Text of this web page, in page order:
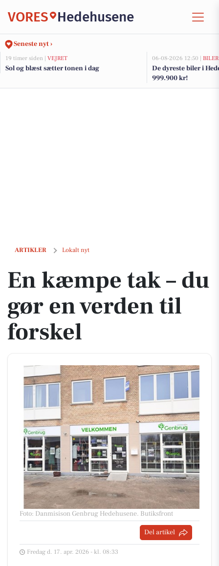
VORES Hedehusene
Seneste nyt ›
19 timer siden | VEJRET
Sol og blæst sætter tonen i dag
06-08-2026 12:50 | BILER
De dyreste biler i
999.900 kr!
ARTIKLER Lokalt nyt
En kæmpe tak – du gør en verden til forskel
En kæmpe tak – du
gør en verden til
forskel
Foto: Danmisison Genbrug Hedehusene. Butiksfront
Del artikel
Fredag d. 17. apr. 2026 - kl. 08:33